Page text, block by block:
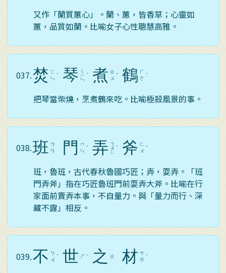
又作「蘭質蕙心」。蘭、蕙，皆香草；心靈如
蕙，品質如蘭。比喻女子心性聰慧高雅。
037.焚 ㄈ
ㄣ ˊ 琴 ㄑ
ㄧ
ㄣ
ˊ 煮 ㄓ
ㄨ ˇ 鶴 ㄏ
ㄜ ˋ
把琴當柴燒，烹煮鶴來吃。比喻極殺風景的事。
038.班 ㄅ
ㄢ
門
ㄇ
ㄣ ˊ 弄 ㄋ
ㄨ
ㄥ
ˋ 斧 ㄈ
ㄨ ˇ
班，魯班，古代春秋魯國巧匠；弄，耍弄。「班
門弄斧」指在巧匠魯班門前耍弄大斧。比喻在行
家面前賣弄本事，不自量力。與「量力而行、深
藏不露」相反。
039.不 ㄅ
ㄨ ˊ 世 ㄕ ˋ 之 ㄓ 材 ㄘ
ㄞ ˊ